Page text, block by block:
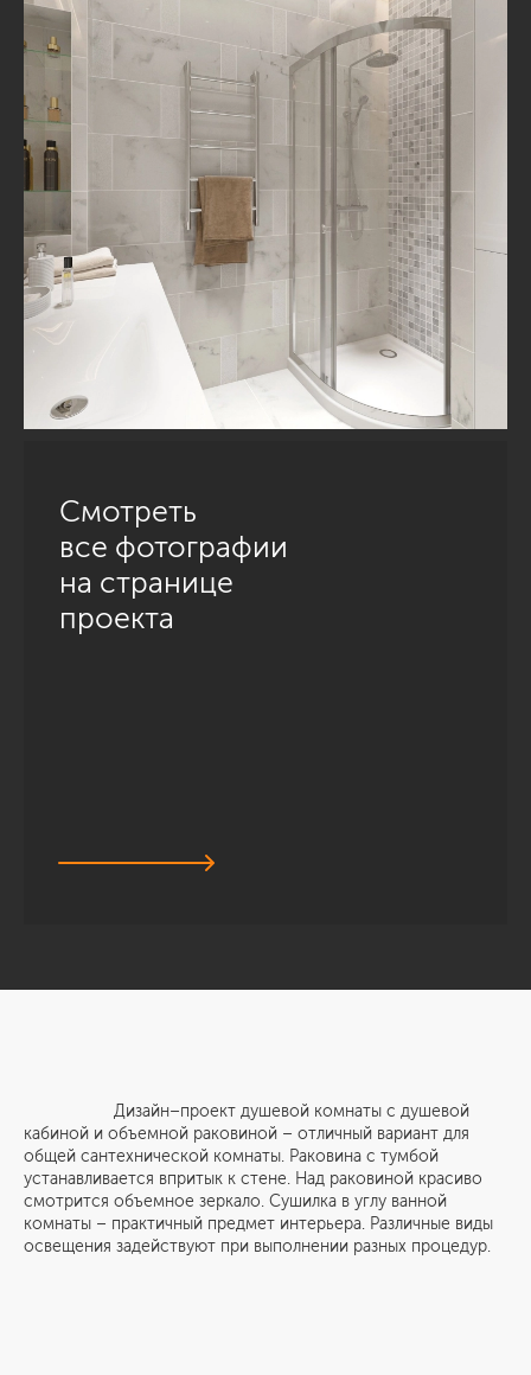
Смотреть
все фотографии
на странице
проекта
Дизайн–проект душевой комнаты с душевой
кабиной и объемной раковиной – отличный вариант для
общей сантехнической комнаты. Раковина с тумбой
устанавливается впритык к стене. Над раковиной красиво
смотрится объемное зеркало. Сушилка в углу ванной
комнаты – практичный предмет интерьера. Различные виды
освещения задействуют при выполнении разных процедур.